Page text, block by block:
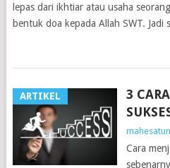
lepas dari ikhtiar atau usaha
bentuk doa kepada Allah SWT. Jadi
ARTIKEL
3
Cara